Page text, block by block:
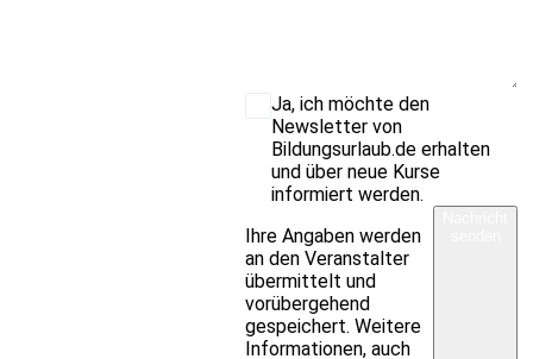
Ja, ich möchte den
Newsletter von
Bildungsurlaub.de erhalten
und über neue Kurse
informiert werden.
Ihre Angaben werden
an den Veranstalter
übermittelt und
vorübergehend
gespeichert. Weitere
Informationen, auch